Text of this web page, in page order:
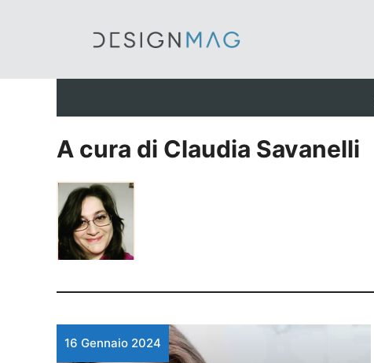
A cura di Claudia Savanelli
16 Gennaio 2024